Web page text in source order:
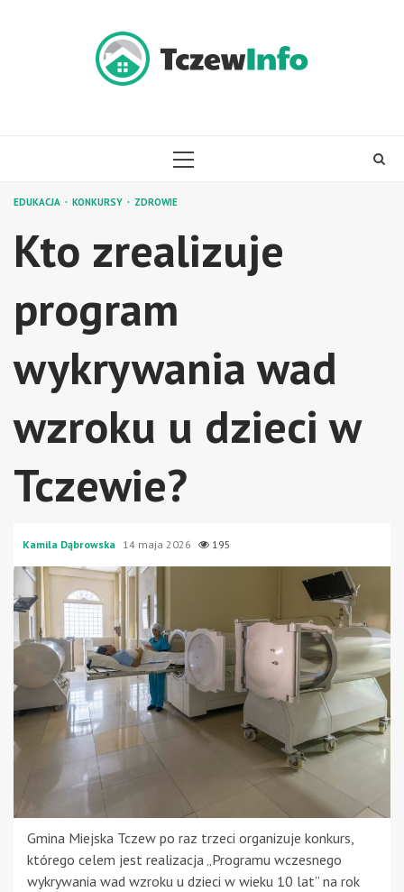
PRIMARY
EDUKACJA KONKURSY ZDROWIE
Kto zrealizuje
program
wykrywania wad
wzroku u dzieci w
Tczewie?
Kamila Dąbrowska 14 maja 2026 195
Gmina Miejska Tczew po raz trzeci organizuje konkurs,
którego celem jest realizacja „Programu wczesnego
wykrywania wad wzroku u dzieci w wieku 10 lat” na rok